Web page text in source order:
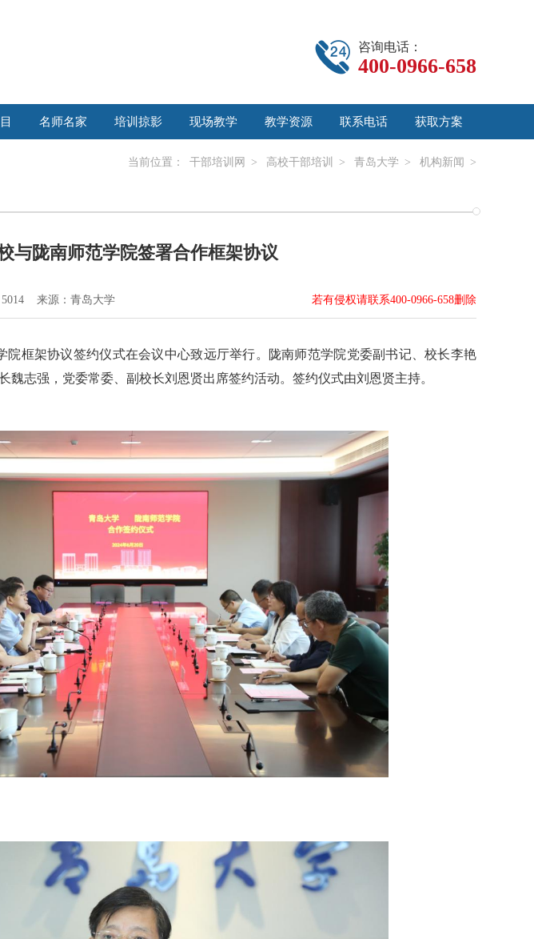
咨询电话：
400-0966-658
名师名家 培训掠影 现场教学 教学资源 联系电话 获取方案
当前位置： 干部培训网 > 高校干部培训 > 青岛大学 > 机构新闻 >
与陇南师范学院签署合作框架协议
5014 来源：青岛大学 若有侵权请联系400-0966-658删除
院框架协议签约仪式在会议中心致远厅举行。陇南师范学院党委副书记、校长李艳
魏志强，党委常委、副校长刘恩贤出席签约活动。签约仪式由刘恩贤主持。